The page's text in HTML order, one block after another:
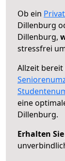
Ob ein
Dillenburg
Dillenburg,
stressfrei
Allzeit
eine
Dillenburg.
Erhalten